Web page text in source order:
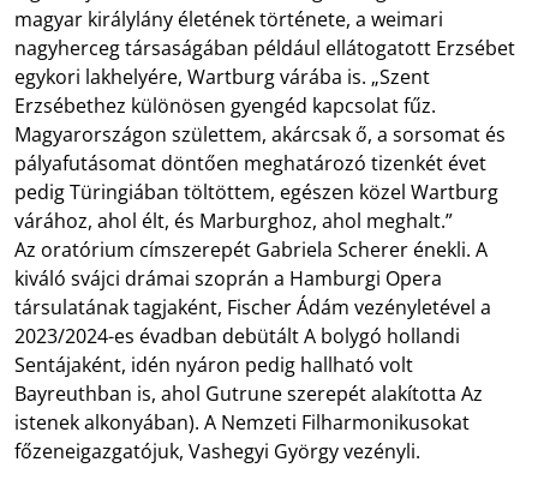
magyar királylány életének története, a weimari
nagyherceg társaságában például ellátogatott Erzsébet
egykori lakhelyére, Wartburg várába is. „Szent
Erzsébethez különösen gyengéd kapcsolat fűz.
Magyarországon születtem, akárcsak ő, a sorsomat és
pályafutásomat döntően meghatározó tizenkét évet
pedig Türingiában töltöttem, egészen közel Wartburg
várához, ahol élt, és Marburghoz, ahol meghalt.”
Az oratórium címszerepét Gabriela Scherer énekli. A
kiváló svájci drámai szoprán a Hamburgi Opera
társulatának tagjaként, Fischer Ádám vezényletével a
2023/2024-es évadban debütált A bolygó hollandi
Sentájaként, idén nyáron pedig hallható volt
Bayreuthban is, ahol Gutrune szerepét alakította Az
istenek alkonyában). A Nemzeti Filharmonikusokat
főzeneigazgatójuk, Vashegyi György vezényli.